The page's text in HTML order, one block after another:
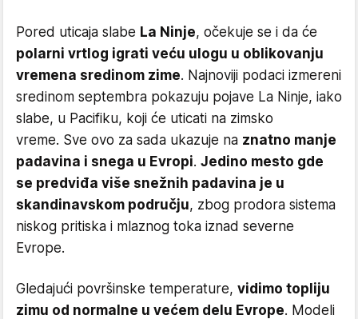
Pored uticaja slabe La Ninje, očekuje se i da će
polarni vrtlog igrati veću ulogu u oblikovanju
vremena sredinom zime. Najnoviji podaci izmereni
sredinom septembra pokazuju pojave La Ninje, iako
slabe, u Pacifiku, koji će uticati na zimsko
vreme. Sve ovo za sada ukazuje na znatno manje
padavina i snega u Evropi. Jedino mesto gde
se predviđa više snežnih padavina je u
skandinavskom području, zbog prodora sistema
niskog pritiska i mlaznog toka iznad severne
Evrope.
Gledajući površinske temperature, vidimo topliju
zimu od normalne u većem delu Evrope. Modeli